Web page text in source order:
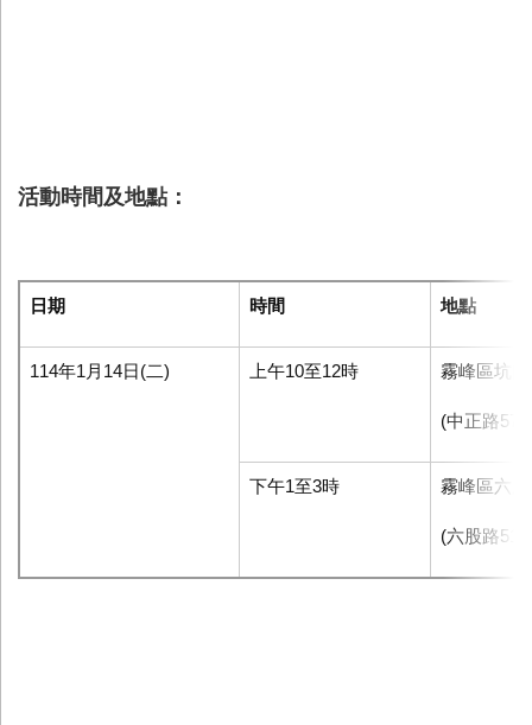
活動時間及地點：
日期 時間 地點
114年1月14日(二) 上午10至12時 霧峰區坑
(中正路
下午1至3時 霧峰區六
(六股路51